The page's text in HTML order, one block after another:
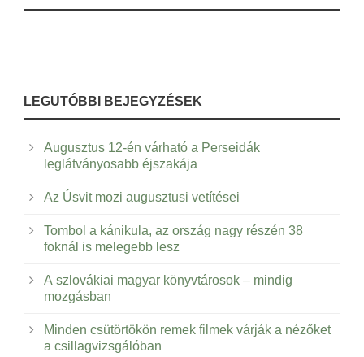
LEGUTÓBBI BEJEGYZÉSEK
Augusztus 12-én várható a Perseidák
leglátványosabb éjszakája
Az Úsvit mozi augusztusi vetítései
Tombol a kánikula, az ország nagy részén 38
foknál is melegebb lesz
A szlovákiai magyar könyvtárosok – mindig
mozgásban
Minden csütörtökön remek filmek várják a nézőket
a csillagvizsgálóban